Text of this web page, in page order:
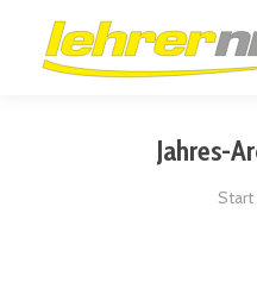
Jahres-
Sie
Start